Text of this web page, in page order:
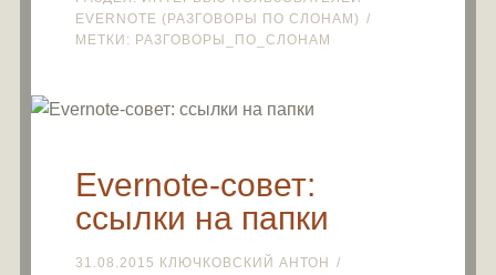
EVERNOTE (РАЗГОВОРЫ ПО СЛОНАМ)
МЕТКИ: РАЗГОВОРЫ_ПО_СЛОНАМ
Evernote-совет:
ссылки на папки
31.08.2015 КЛЮЧКОВСКИЙ АНТОН